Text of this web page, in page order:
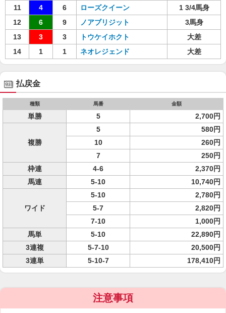
11
4 6 ローズクイーン
1 3/4馬身
12
6 9 ノアブリジット
3馬身
13
3 3 トウケイホクト
大差
14
1 1 ネオレジェンド 大差
払戻金
種類 馬番 金額
単勝 5 2,700円
複勝
5
580円
10
260円
7
250円
枠連
4-6
2,370円
馬連
5-10 10,740円
ワイド
5-10
2,780円
5-7
2,820円
7-10
1,000円
馬単
5-10
22,890円
3連複
5-7-10
20,500円
3連単
5-10-7 178,410円
注意事項